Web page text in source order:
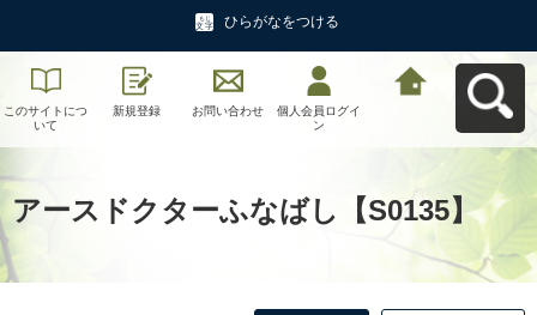
ひらがなをつける
このサイトにつ
いて
新規登録 お問い合わせ
個人会員ログイ
ン
アースドクターふなばし【S0135】